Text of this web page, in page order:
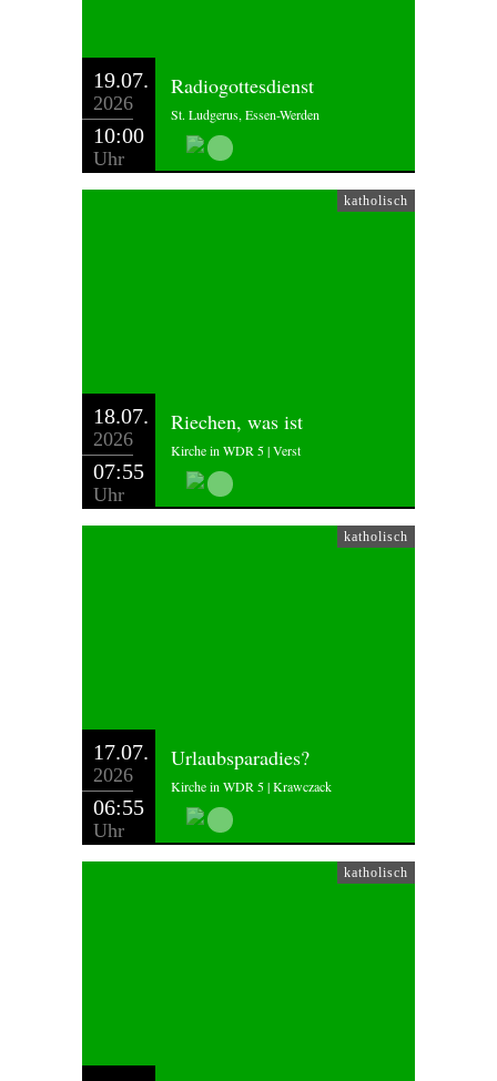
19.07.
2026
10:00
Uhr
Radiogottesdienst
St. Ludgerus, Essen-Werden
katholisch
18.07.
2026
07:55
Uhr
Riechen, was ist
Kirche in WDR 5 | Verst
katholisch
17.07.
2026
06:55
Uhr
Urlaubsparadies?
Kirche in WDR 5 | Krawczack
katholisch